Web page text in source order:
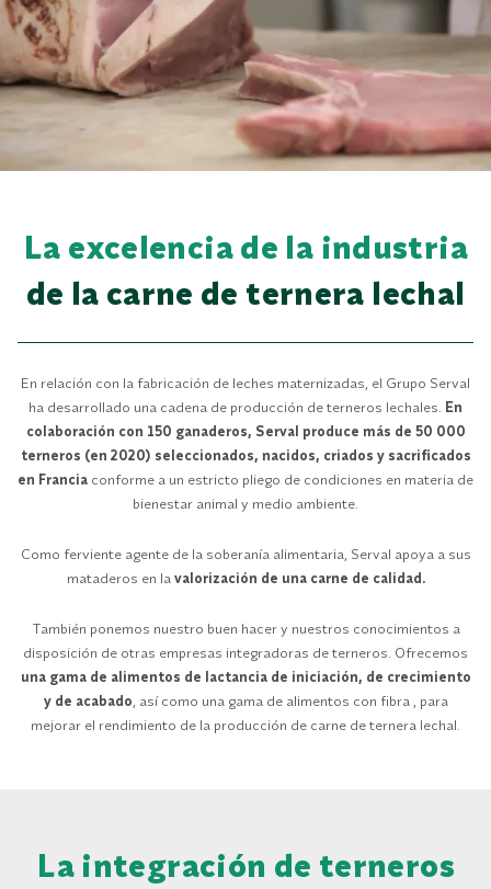
La excelencia de la industria
de la carne de ternera lechal
En relación con la fabricación de leches maternizadas, el Grupo Serval
ha desarrollado una cadena de producción de terneros lechales. En
colaboración con 150 ganaderos, Serval produce más de 50 000
terneros (en 2020) seleccionados, nacidos, criados y sacrificados
en Francia conforme a un estricto pliego de condiciones en materia de
bienestar animal y medio ambiente.
Como ferviente agente de la soberanía alimentaria, Serval apoya a sus
mataderos en la valorización de una carne de calidad.
También ponemos nuestro buen hacer y nuestros conocimientos a
disposición de otras empresas integradoras de terneros. Ofrecemos
una gama de alimentos de lactancia de iniciación, de crecimiento
y de acabado , así como una gama de alimentos con fibra , para
mejorar el rendimiento de la producción de carne de ternera lechal.
La integración de terneros